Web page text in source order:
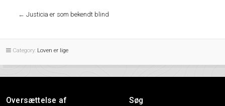
← Justicia er som bekendt blind
Category: Loven er lige
Oversættelse af
Søg